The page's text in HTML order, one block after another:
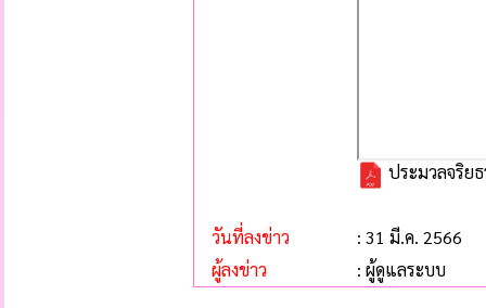
ประมวลจริย
วันที่ลงข่าว
: 31 มี.ค. 2566
ผู้ลงข่าว
: ผู้ดูแลระบบ